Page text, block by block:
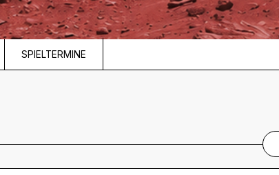
SPIELTERMINE